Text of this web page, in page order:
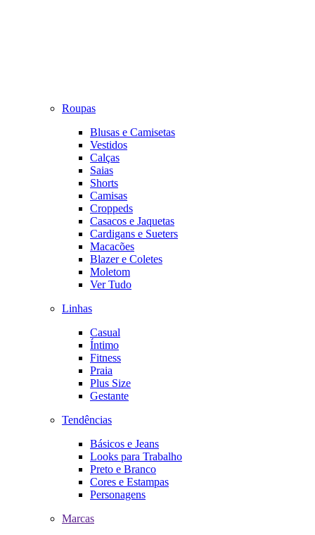
Roupas
Blusas e Camisetas
Vestidos
Calças
Saias
Shorts
Camisas
Croppeds
Casacos e Jaquetas
Cardigans e Sueters
Macacões
Blazer e Coletes
Moletom
Ver Tudo
Linhas
Casual
Íntimo
Fitness
Praia
Plus Size
Gestante
Tendências
Básicos e Jeans
Looks para Trabalho
Preto e Branco
Cores e Estampas
Personagens
Marcas